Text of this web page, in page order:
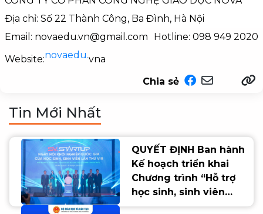
Địa chỉ: Số 22 Thành Công, Ba Đình, Hà Nội
Email: novaedu.vn@gmail.com
Hotline: 098 949 2020
Website:novaedu.vna
Chia sẻ
Tin Mới Nhất
QUYẾT ĐỊNH Ban hành
Kế hoạch triển khai
Chương trình “Hỗ trợ
học sinh, sinh viên
khởi nghiệp giai đoạn